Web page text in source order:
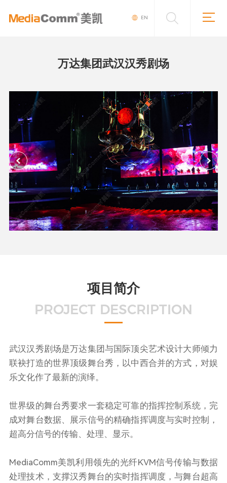
EN
万达集团武汉汉秀剧场
项目简介
PROJECT DESCRIPTION
武汉汉秀剧场是万达集团与国际顶尖艺术设计大师倾力
联袂打造的世界顶级舞台秀，以中西合并的方式，对娱
乐文化作了最新的演绎。
世界级的舞台秀要求一套稳定可靠的指挥控制系统，完
成对舞台数据、展示信号的精确指挥调度与实时控制，
超高分信号的传输、处理、显示。
MediaComm美凯利用领先的光纤KVM信号传输与数据
处理技术，支撑汉秀舞台的实时指挥调度，与舞台超高